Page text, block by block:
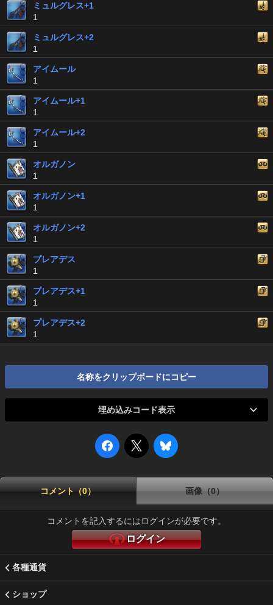
ミュルグレス+1
1
ミュルグレス+2
1
アイムール
1
アイムール+1
1
アイムール+2
1
オルガノン
1
オルガノン+1
1
オルガノン+2
1
プレアデス
1
プレアデス+1
1
プレアデス+2
1
名称をクリップボードにコピー
埋め込みコード表示
コメント（0） 画像（0）
コメントを記入するにはログインが必要です。
ログイン
各種通貨
ショップ